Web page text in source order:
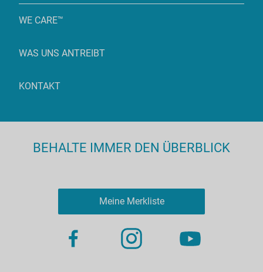
WE CARE™
WAS UNS ANTREIBT
KONTAKT
BEHALTE IMMER DEN ÜBERBLICK
Meine Merkliste